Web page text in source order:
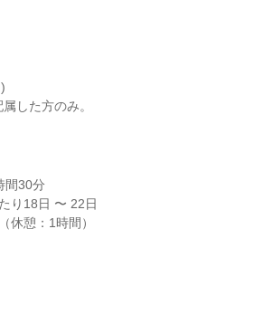
した方のみ。
間30分
り18日 〜 22日
休憩：1時間）